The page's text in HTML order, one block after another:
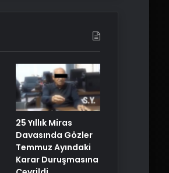
25 Yıllık Miras
Davasında Gözler
Temmuz Ayındaki
Karar Duruşmasına